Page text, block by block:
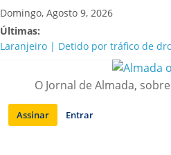
Saltar
para
conteúdo
Domingo, Agosto 9, 2026
Últimas:
Laranjeiro | Detido por tráfico de
A “crise” da água em Almada:
Costa da Caparica | Polícia
irregularidades em habitações e
APA diz que falta de água em
O Jornal de Almada,
Assinar Entrar